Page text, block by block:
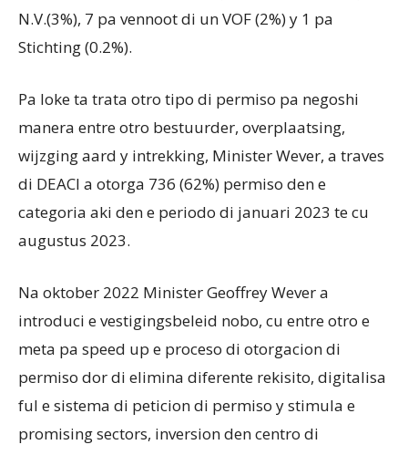
N.V.(3%), 7 pa vennoot di un VOF (2%) y 1 pa
Stichting (0.2%).
Pa loke ta trata otro tipo di permiso pa negoshi
manera entre otro bestuurder, overplaatsing,
wijzging aard y intrekking, Minister Wever, a traves
di DEACI a otorga 736 (62%) permiso den e
categoria aki den e periodo di januari 2023 te cu
augustus 2023.
Na oktober 2022 Minister Geoffrey Wever a
introduci e vestigingsbeleid nobo, cu entre otro e
meta pa speed up e proceso di otorgacion di
permiso dor di elimina diferente rekisito, digitalisa
ful e sistema di peticion di permiso y stimula e
promising sectors, inversion den centro di